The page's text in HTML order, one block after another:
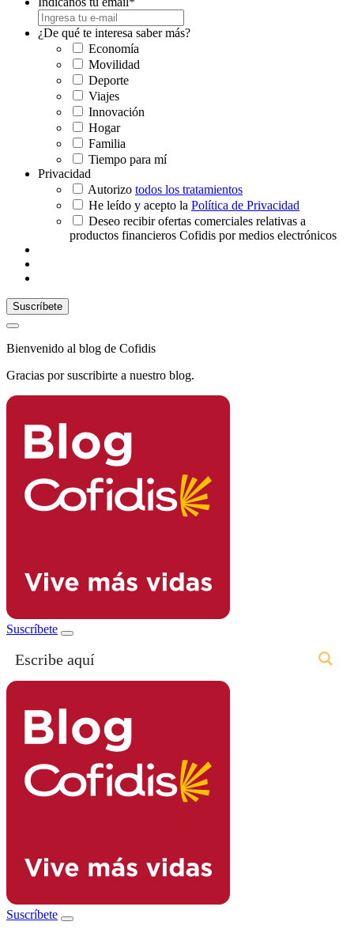
¿De qué te interesa saber más?
Economía
Movilidad
Deporte
Viajes
Innovación
Hogar
Familia
Tiempo para mí
Privacidad
Autorizo todos los tratamientos
He leído y acepto la Política de Privacidad
Deseo recibir ofertas comerciales relativas a
productos financieros Cofidis por medios electrónicos
Bienvenido al blog de Cofidis
Gracias por suscribirte a nuestro blog.
Suscríbete
Suscríbete